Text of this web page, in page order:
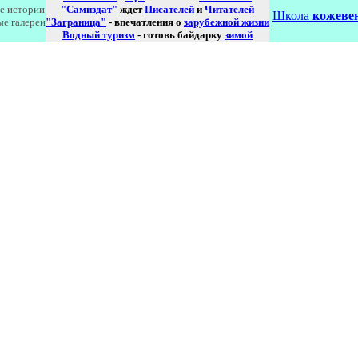
истории
галереи
"Самиздат" ждетПисателей и Читателей
"Заграница" - впечатления о зарубежной жизни
Водный туризм - готовь байдарку зимой
Школа